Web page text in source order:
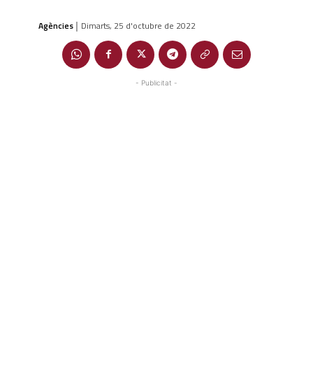
Agències | Dimarts, 25 d'octubre de 2022
- Publicitat -